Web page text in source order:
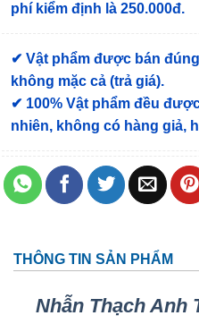
phí kiểm định là 250.000đ.
✔ Vật phẩm được bán
không mặc cả (trả giá).
✔ 100% Vật phẩm đều
nhiên, không có hàng giả,
THÔNG TIN SẢN PHẨM
Nhẫn Thạch Anh